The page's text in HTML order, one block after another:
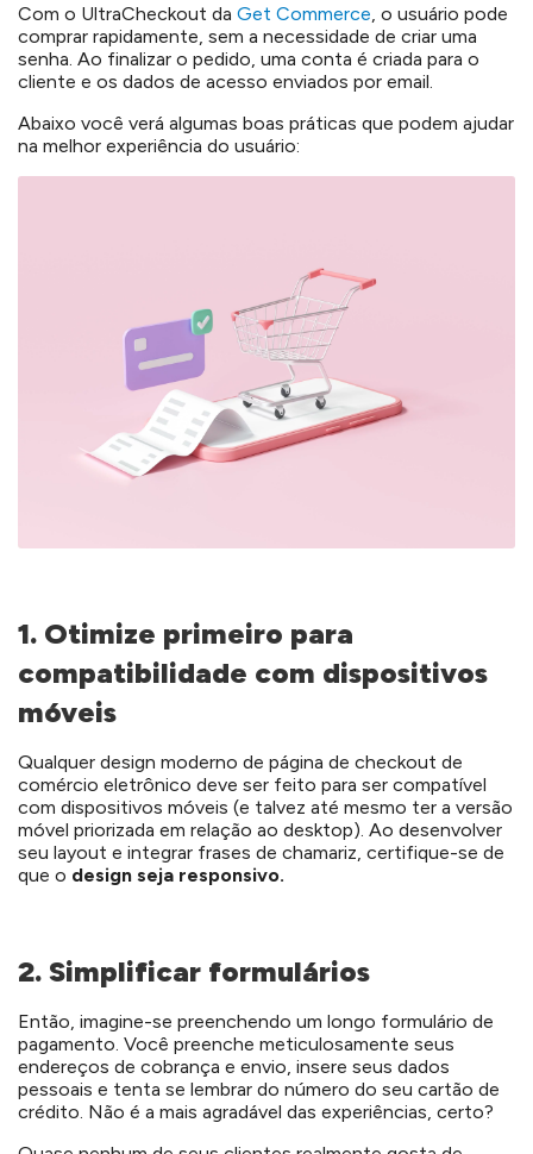
Com o UltraCheckout da Get Commerce, o usuário pode
comprar rapidamente, sem a necessidade de criar uma
senha. Ao finalizar o pedido, uma conta é criada para o
cliente e os dados de acesso enviados por email.
Abaixo você verá algumas boas práticas que podem ajudar
na melhor experiência do usuário:
1. Otimize primeiro para
compatibilidade com dispositivos
móveis
Qualquer design moderno de página de checkout de
comércio eletrônico deve ser feito para ser compatível
com dispositivos móveis (e talvez até mesmo ter a versão
móvel priorizada em relação ao desktop). Ao desenvolver
seu layout e integrar frases de chamariz, certifique-se de
que o design seja responsivo.
2. Simplificar formulários
Então, imagine-se preenchendo um longo formulário de
pagamento. Você preenche meticulosamente seus
endereços de cobrança e envio, insere seus dados
pessoais e tenta se lembrar do número do seu cartão de
crédito. Não é a mais agradável das experiências, certo?